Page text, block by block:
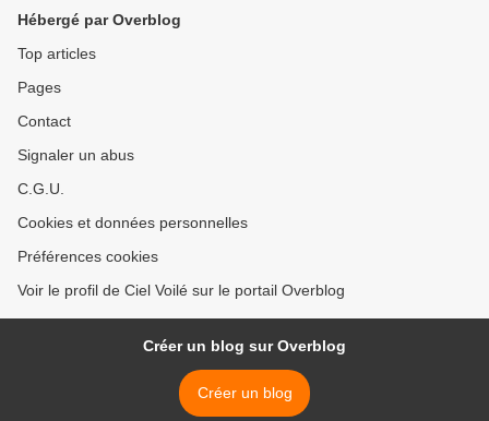
Hébergé par Overblog
Top articles
Pages
Contact
Signaler un abus
C.G.U.
Cookies et données personnelles
Préférences cookies
Voir le profil de Ciel Voilé sur le portail Overblog
Créer un blog sur Overblog
Créer un blog